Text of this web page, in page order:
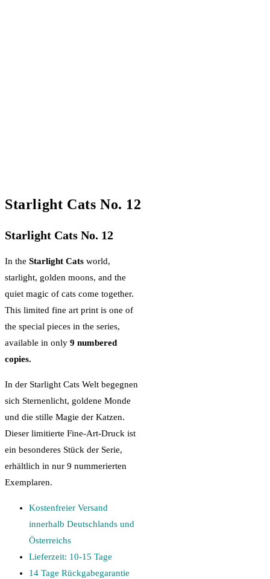
Starlight Cats No. 12
Starlight Cats No. 12
In the Starlight Cats world,
starlight, golden moons, and the
quiet magic of cats come together.
This limited fine art print is one of
the special pieces in the series,
available in only 9 numbered
copies.
In der Starlight Cats Welt begegnen
sich Sternenlicht, goldene Monde
und die stille Magie der Katzen.
Dieser limitierte Fine-Art-Druck ist
ein besonderes Stück der Serie,
erhältlich in nur 9 nummerierten
Exemplaren.
Kostenfreier Versand
innerhalb Deutschlands und
Österreichs
Lieferzeit: 10-15 Tage
14 Tage Rückgabegarantie